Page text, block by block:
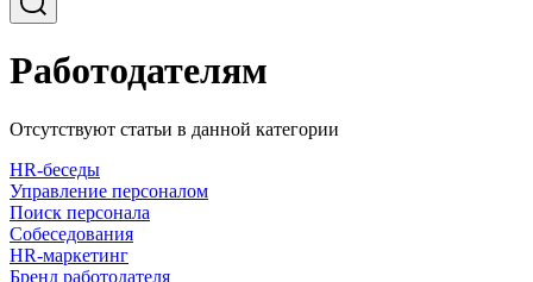
Работодателям
Отсутствуют статьи в данной категории
HR-беседы
Управление персоналом
Поиск персонала
Собеседования
HR-маркетинг
Бренд работодателя